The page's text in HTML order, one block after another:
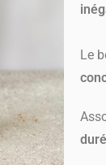
Le